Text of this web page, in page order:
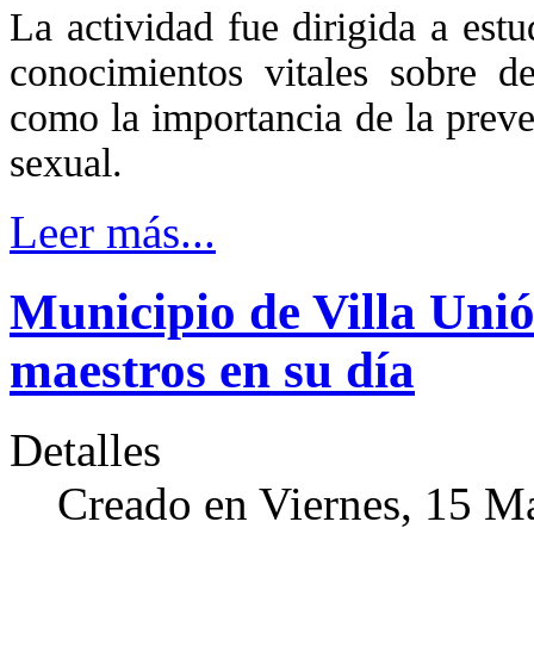
La actividad fue dirigida a
conocimientos vitales sobre
como la importancia de la
sexual.
Leer más...
Municipio de Villa
maestros en su día
Detalles
Creado en Viernes, 15